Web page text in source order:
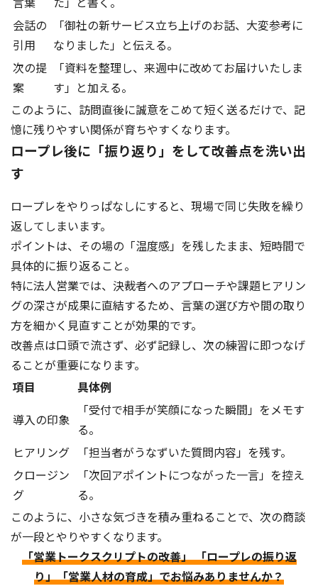
会話の
引用
「御社の新サービス立ち上げのお話、大変参考に
なりました」と伝える。
次の提
案
「資料を整理し、来週中に改めてお届けいたしま
す」と加える。
このように、訪問直後に誠意をこめて短く送るだけで、記
憶に残りやすい関係が育ちやすくなります。
ロープレ後に「振り返り」をして改善点を洗い出
す
ロープレをやりっぱなしにすると、現場で同じ失敗を繰り
返してしまいます。
ポイントは、その場の「温度感」を残したまま、短時間で
具体的に振り返ること。
特に法人営業では、決裁者へのアプローチや課題ヒアリン
グの深さが成果に直結するため、言葉の選び方や間の取り
方を細かく見直すことが効果的です。
改善点は口頭で流さず、必ず記録し、次の練習に即つなげ
ることが重要になります。
項目
具体例
導入の印象
「受付で相手が笑顔になった瞬間」をメモす
る。
ヒアリング
「担当者がうなずいた質問内容」を残す。
クロージン
グ
「次回アポイントにつながった一言」を控え
る。
このように、小さな気づきを積み重ねることで、次の商談
が一段とやりやすくなります。
「営業トークスクリプトの改善」 「ロープレの振り返
り」「営業人材の育成」でお悩みありませんか？